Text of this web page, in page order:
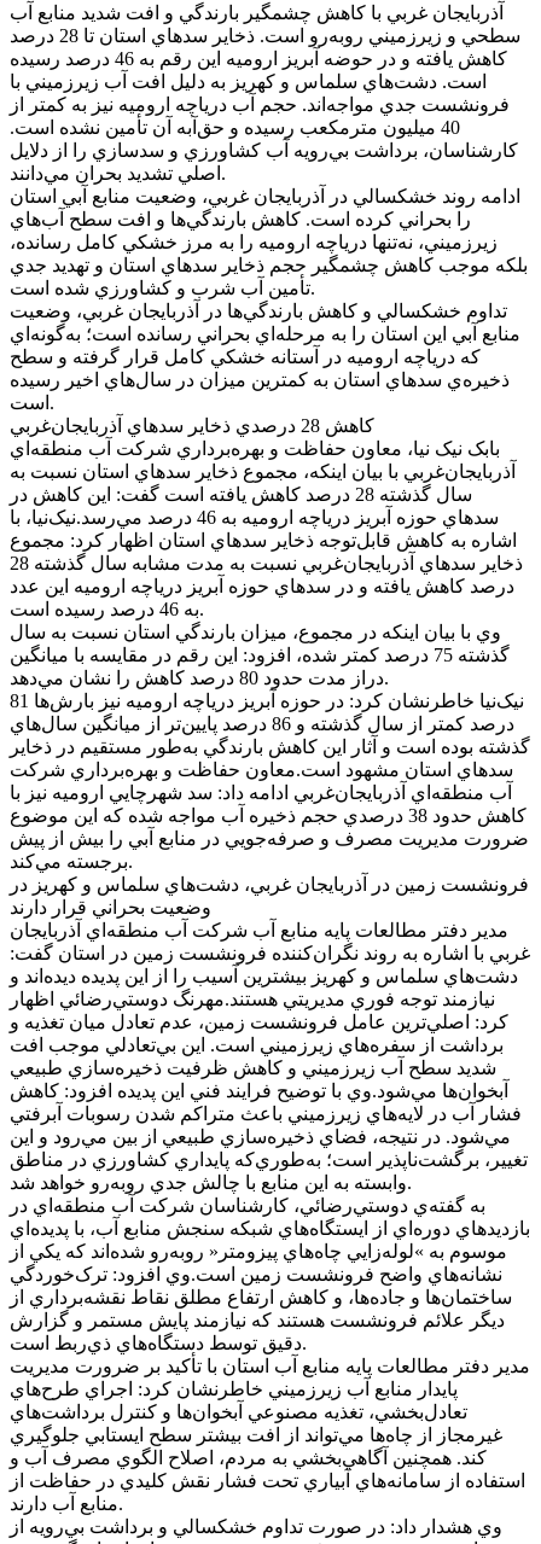
آذربايجان غربي با کاهش چشمگير بارندگي و افت شديد منابع آب
سطحي و زيرزميني روبه‌رو است. ذخاير سد‌هاي استان تا 28 درصد
کاهش يافته و در حوضه آبريز اروميه اين رقم به 46 درصد رسيده
است. دشت‌هاي سلماس و کهريز به دليل افت آب زيرزميني با
فرونشست جدي مواجه‌اند. حجم آب درياچه اروميه نيز به کمتر از
40 ميليون مترمکعب رسيده و حق‌آبه آن تأمين نشده است.
کارشناسان، برداشت بي‌رويه آب کشاورزي و سدسازي را از دلايل
اصلي تشديد بحران مي‌دانند.
ادامه روند خشکسالي در آذربايجان غربي، وضعيت منابع آبي استان
را بحراني کرده است. کاهش بارندگي‌ها و افت سطح آب‌هاي
زيرزميني، نه‌تنها درياچه اروميه را به مرز خشکي کامل رسانده،
بلکه موجب کاهش چشمگير حجم ذخاير سد‌هاي استان و تهديد جدي
تأمين آب شرب و کشاورزي شده است.
تداوم خشکسالي و کاهش بارندگي‌ها در آذربايجان غربي، وضعيت
منابع آبي اين استان را به مرحله‌اي بحراني رسانده است؛ به‌گونه‌اي
که درياچه اروميه در آستانه خشکي کامل قرار گرفته و سطح
ذخيره‌ي سد‌هاي استان به کمترين ميزان در سال‌هاي اخير رسيده
است.
کاهش 28 درصدي ذخاير سد‌هاي آذربايجان‌غربي
بابک نيک نيا، معاون حفاظت و بهره‌برداري شرکت آب منطقه‌اي
آذربايجان‌غربي با بيان اينکه، مجموع ذخاير سد‌هاي استان نسبت به
سال گذشته 28 درصد کاهش يافته است گفت: اين کاهش در
سد‌هاي حوزه آبريز درياچه اروميه به 46 درصد مي‌رسد.نيک‌نيا، با
اشاره به کاهش قابل‌توجه ذخاير سد‌هاي استان اظهار کرد: مجموع
ذخاير سد‌هاي آذربايجان‌غربي نسبت به مدت مشابه سال گذشته 28
درصد کاهش يافته و در سد‌هاي حوزه آبريز درياچه اروميه اين عدد
به 46 درصد رسيده است.
وي با بيان اينکه در مجموع، ميزان بارندگي استان نسبت به سال
گذشته 75 درصد کمتر شده، افزود: اين رقم در مقايسه با ميانگين
دراز مدت حدود 80 درصد کاهش را نشان مي‌دهد.
نيک‌نيا خاطرنشان کرد: در حوزه آبريز درياچه اروميه نيز بارش‌ها 81
درصد کمتر از سال گذشته و 86 درصد پايين‌تر از ميانگين سال‌هاي
گذشته بوده است و آثار اين کاهش بارندگي به‌طور مستقيم در ذخاير
سد‌هاي استان مشهود است.معاون حفاظت و بهره‌برداري شرکت
آب منطقه‌اي آذربايجان‌غربي ادامه داد: سد شهرچايي اروميه نيز با
کاهش حدود 38 درصدي حجم ذخيره آب مواجه شده که اين موضوع
ضرورت مديريت مصرف و صرفه‌جويي در منابع آبي را بيش از پيش
برجسته مي‌کند.
فرونشست زمين در آذربايجان غربي، دشت‌هاي سلماس و کهريز در
وضعيت بحراني قرار دارند
مدير دفتر مطالعات پايه منابع آب شرکت آب منطقه‌اي آذربايجان
غربي با اشاره به روند نگران‌کننده فرونشست زمين در استان گفت:
دشت‌هاي سلماس و کهريز بيشترين آسيب را از اين پديده ديده‌اند و
نيازمند توجه فوري مديريتي هستند.مهرنگ دوستي‌رضائي اظهار
کرد: اصلي‌ترين عامل فرونشست زمين، عدم تعادل ميان تغذيه و
برداشت از سفره‌هاي زيرزميني است. اين بي‌تعادلي موجب افت
شديد سطح آب زيرزميني و کاهش ظرفيت ذخيره‌سازي طبيعي
آبخوان‌ها مي‌شود.وي با توضيح فرايند فني اين پديده افزود: کاهش
فشار آب در لايه‌هاي زيرزميني باعث متراکم شدن رسوبات آبرفتي
مي‌شود. در نتيجه، فضاي ذخيره‌سازي طبيعي از بين مي‌رود و اين
تغيير، برگشت‌ناپذير است؛ به‌طوري‌که پايداري کشاورزي در مناطق
وابسته به اين منابع با چالش جدي روبه‌رو خواهد شد.
به گفته‌ي دوستي‌رضائي، کارشناسان شرکت آب منطقه‌اي در
بازديد‌هاي دوره‌اي از ايستگاه‌هاي شبکه سنجش منابع آب، با پديده‌اي
موسوم به »لوله‌زايي چاه‌هاي پيزومتر« روبه‌رو شده‌اند که يکي از
نشانه‌هاي واضح فرونشست زمين است.وي افزود: ترک‌خوردگي
ساختمان‌ها و جاده‌ها، و کاهش ارتفاع مطلق نقاط نقشه‌برداري از
ديگر علائم فرونشست هستند که نيازمند پايش مستمر و گزارش
دقيق توسط دستگاه‌هاي ذي‌ربط است.
مدير دفتر مطالعات پايه منابع آب استان با تأکيد بر ضرورت مديريت
پايدار منابع آب زيرزميني خاطرنشان کرد: اجراي طرح‌هاي
تعادل‌بخشي، تغذيه مصنوعي آبخوان‌ها و کنترل برداشت‌هاي
غيرمجاز از چاه‌ها مي‌تواند از افت بيشتر سطح ايستابي جلوگيري
کند. همچنين آگاهي‌بخشي به مردم، اصلاح الگوي مصرف آب و
استفاده از سامانه‌هاي آبياري تحت فشار نقش کليدي در حفاظت از
منابع آب دارند.
وي هشدار داد: در صورت تداوم خشکسالي و برداشت بي‌رويه از